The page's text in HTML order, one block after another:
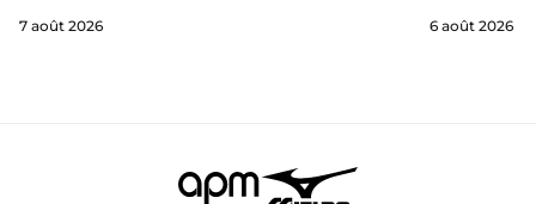
7 août 2026 6 août 2026